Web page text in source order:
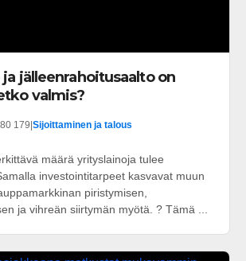
jälleenrahoitusaalto on
valmis?
179 Sijoittaminen ja talous
määrä yrityslainoja tulee
investointitarpeet kasvavat muun
piristymisen,
ja vihreän siirtymän myötä. ? Tämä ...